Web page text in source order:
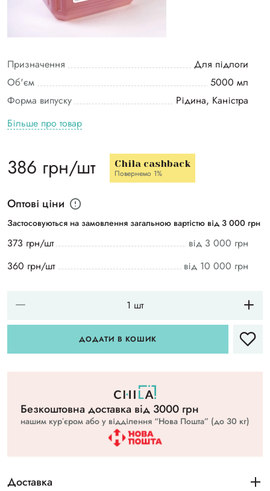
Призначення
Для підлоги
Об'єм
5000 мл
Форма випуску
Рідина, Каністра
Більше про товар
386 грн/шт Chila cashback
Повернемо 1%
Оптові ціни
Застосовуються на замовлення загальною вартістю від 3 000 грн
373 грн/шт
від 3 000 грн
360 грн/шт
від 10 000 грн
ДОДАТИ В КОШИК
Безкоштовна доставка вiд 3000 грн
нашим курʼєром або у відділення “Нова Пошта” (до 30 кг)
Доставка